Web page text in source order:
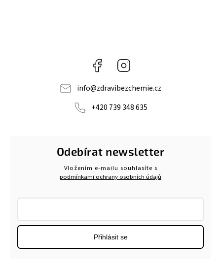
Facebook
info@zdravibezchemie.cz
+420 739 348 635
Odebírat newsletter
Vložením e-mailu souhlasíte s
podmínkami ochrany osobních údajů
Přihlásit se